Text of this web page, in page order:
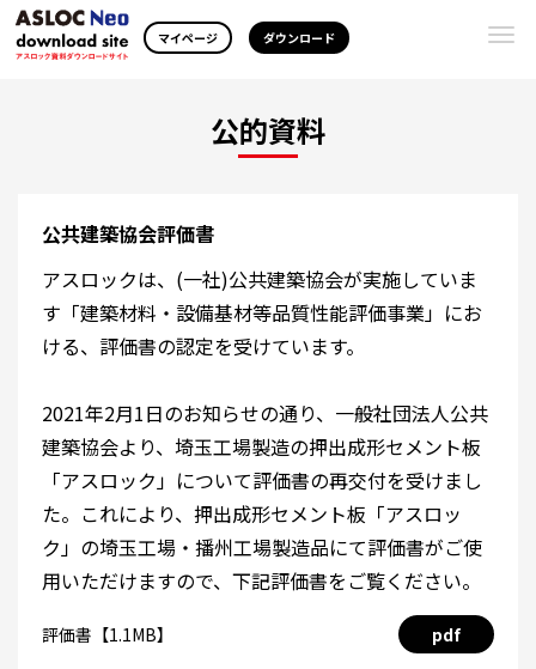
マイページ ダウンロード
公的資料
公共建築協会評価書
アスロックは、(一社)公共建築協会が実施していま
す「建築材料・設備基材等品質性能評価事業」にお
ける、評価書の認定を受けています。
2021年2月1日のお知らせの通り、一般社団法人公共
建築協会より、埼玉工場製造の押出成形セメント板
「アスロック」について評価書の再交付を受けまし
た。これにより、押出成形セメント板「アスロッ
ク」の埼玉工場・播州工場製造品にて評価書がご使
用いただけますので、下記評価書をご覧ください。
評価書【1.1MB】 pdf